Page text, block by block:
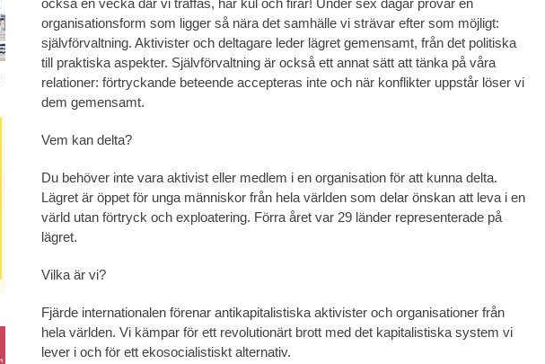
organisationsform som ligger så nära det samhälle vi strävar efter som möjligt:
självförvaltning. Aktivister och deltagare leder lägret gemensamt, från det politiska
till praktiska aspekter. Självförvaltning är också ett annat sätt att tänka på våra
relationer: förtryckande beteende accepteras inte och när konflikter uppstår löser vi
dem gemensamt.
Vem kan delta?
Du behöver inte vara aktivist eller medlem i en organisation för att kunna delta.
Lägret är öppet för unga människor från hela världen som delar önskan att leva i en
värld utan förtryck och exploatering. Förra året var 29 länder representerade på
lägret.
Vilka är vi?
Fjärde internationalen förenar antikapitalistiska aktivister och organisationer från
hela världen. Vi kämpar för ett revolutionärt brott med det kapitalistiska system vi
lever i och för ett ekosocialistiskt alternativ.